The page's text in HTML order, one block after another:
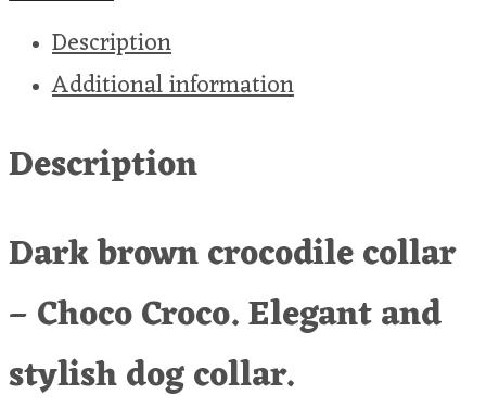
Description
Additional information
Description
Dark brown crocodile collar
– Choco Croco. Elegant and
stylish dog collar.